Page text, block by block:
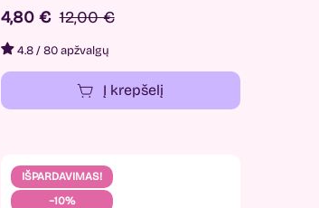
4,80 € 12,00 €
4.8/80 apžvalgų
Į krepšelį
IŠPARDAVIMAS!
−10%